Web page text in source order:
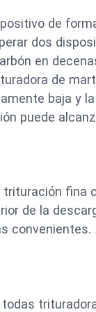
de
dos
en
de
baja y
puede
de la
convenientes.